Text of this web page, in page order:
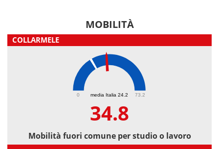
MOBILITÀ
COLLARMELE
media Italia 24.2
0 73.2
34.8
Mobilità fuori comune per studio o lavoro